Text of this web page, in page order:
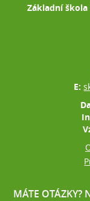
Základní škola
E:
MÁTE OTÁZKY?